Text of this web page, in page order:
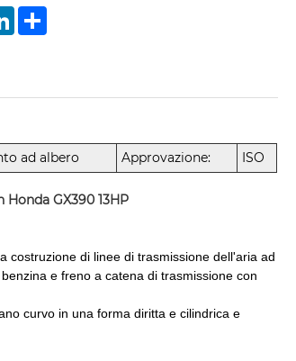
LinkedInShare
ad albero Approvazione: ISO
GX390 13HP
costruzione di linee di trasmissione dell'aria ad
e freno a catena di trasmissione con
curvo in una forma diritta e cilindrica e